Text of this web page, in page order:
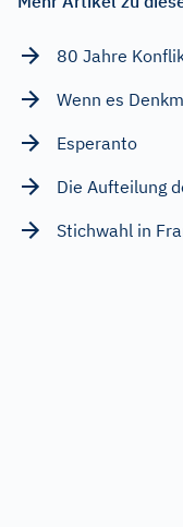
80 Jahre
Wenn es
Esperanto
Die Aufteilung
Stichwahl in